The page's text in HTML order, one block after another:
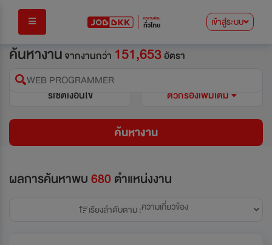
เข้าสู่ระบบ
ค้นหางานจากงานกว่า 151,653อัตรา
WEB PROGRAMMER
รีเซ็ตเงื่อนไข
ตัวกรองเพิ่มเติม
ค้นหางาน
ผลการค้นหาพบ680 ตำแหน่งงาน
เรียงลำดับตาม :ความเกี่ยวข้อง